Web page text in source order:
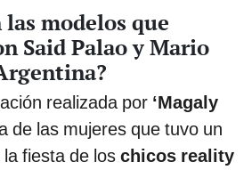
las modelos que
Said Palao y Mario
realizada por ‘Magaly
de las mujeres que tuvo un
fiesta de los chicos reality